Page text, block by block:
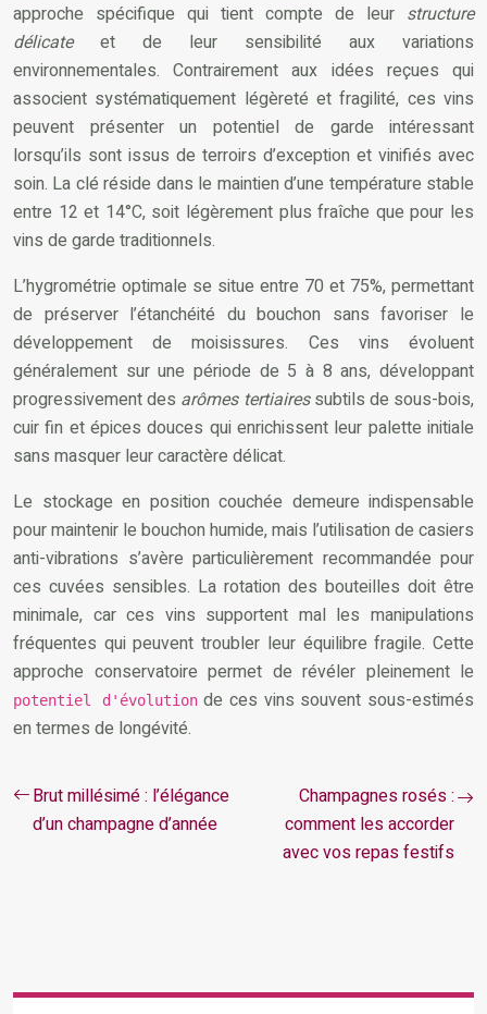
approche spécifique qui tient compte de leur structure
délicateet de leur sensibilité aux variations
environnementales. Contrairement aux idées reçues qui
associent systématiquement légèreté et fragilité, ces vins
peuvent présenter un potentiel de garde intéressant
lorsqu’ils sont issus de terroirs d’exception et vinifiés avec
soin. La clé réside dans le maintien d’une température stable
entre 12 et 14°C, soit légèrement plus fraîche que pour les
vins de garde traditionnels.
L’hygrométrie optimale se situe entre 70 et 75%, permettant
de préserver l’étanchéité du bouchon sans favoriser le
développement de moisissures. Ces vins évoluent
généralement sur une période de 5 à 8 ans, développant
progressivement des arômes tertiairessubtils de sous-bois,
cuir fin et épices douces qui enrichissent leur palette initiale
sans masquer leur caractère délicat.
Le stockage en position couchée demeure indispensable
pour maintenir le bouchon humide, mais l’utilisation de casiers
anti-vibrations s’avère particulièrement recommandée pour
ces cuvées sensibles. La rotation des bouteilles doit être
minimale, car ces vins supportent mal les manipulations
fréquentes qui peuvent troubler leur équilibre fragile. Cette
approche conservatoire permet de révéler pleinement le
potentiel d'évolutionde ces vins souvent sous-estimés
en termes de longévité.
Brut millésimé : l’élégance
d’un champagne d’année
Champagnes rosés :
comment les accorder
avec vos repas festifs